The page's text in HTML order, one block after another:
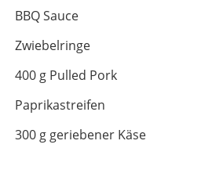
BBQ Sauce
Zwiebelringe
400 g Pulled Pork
Paprikastreifen
300 g geriebener Käse